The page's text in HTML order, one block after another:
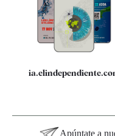
Quiénes somos
Especificaciones
Apúntate a